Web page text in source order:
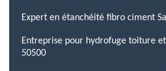
Expert en étanchéité fibro ciment
Entreprise pour hydrofuge toiture
50500